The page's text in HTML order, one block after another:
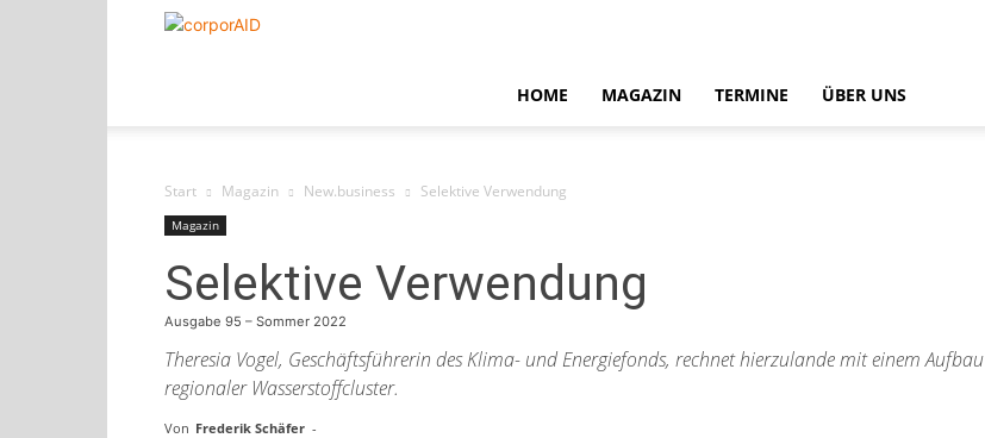
corporAID
HOME MAGAZIN TERMINE ÜBER UNS
Start Magazin New.business Selektive Verwendung
Magazin
Selektive Verwendung
Ausgabe 95 – Sommer 2022
Theresia Vogel, Geschäftsführerin des Klima- und Energiefonds, rechnet hierzulande mit einem Aufbau
regionaler Wasserstoffcluster.
Von Frederik Schäfer -